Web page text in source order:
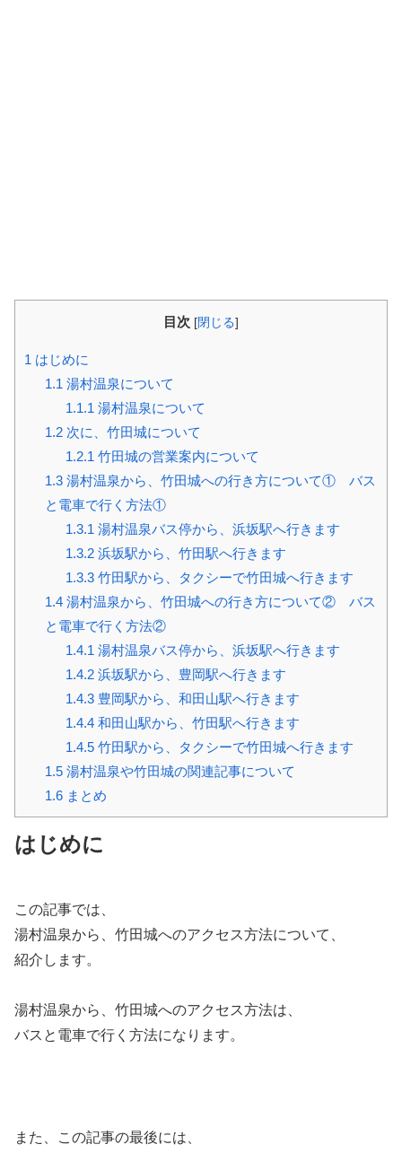
目次 [閉じる]
1 はじめに
1.1 湯村温泉について
1.1.1 湯村温泉について
1.2次に、竹田城について
1.2.1 竹田城の営業案内について
1.3湯村温泉から、竹田城への行き方について① バス
と電車で行く方法①
1.3.1 湯村温泉バス停から、浜坂駅へ行きます
1.3.2浜坂駅から、竹田駅へ行きます
1.3.3竹田駅から、タクシーで竹田城へ行きます
1.4湯村温泉から、竹田城への行き方について② バス
と電車で行く方法②
1.4.1 湯村温泉バス停から、浜坂駅へ行きます
1.4.2浜坂駅から、豊岡駅へ行きます
1.4.3豊岡駅から、和田山駅へ行きます
1.4.4和田山駅から、竹田駅へ行きます
1.4.5竹田駅から、タクシーで竹田城へ行きます
1.5湯村温泉や竹田城の関連記事について
1.6まとめ
はじめに
この記事では、
湯村温泉から、竹田城へのアクセス方法について、
紹介します。
湯村温泉から、竹田城へのアクセス方法は、
バスと電車で行く方法になります。
また、この記事の最後には、